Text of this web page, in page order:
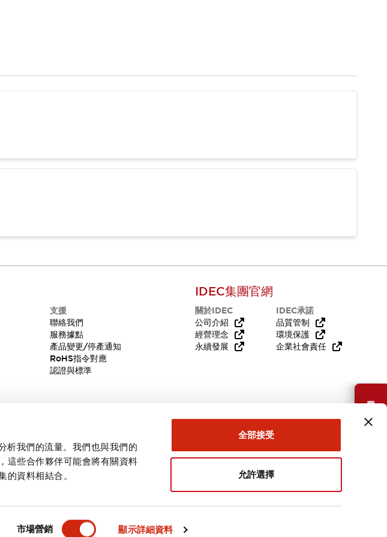
析我們的流量。我們也與我們的
這些合作夥伴可能會將有關資料
的資料相結合。
市場營銷 顯示詳細資料
全部接受
允許選擇
需要幫助嗎？
規格 文件和檔案
支援
聯絡我們
服務據點
產品變更/停產通知
RoHS指令對應
認證與標準
IDEC集團官網
關於IDEC
公司介紹
經營理念
永續發展
IDEC承諾
品質管制
環境保護
企業社會責任
台灣